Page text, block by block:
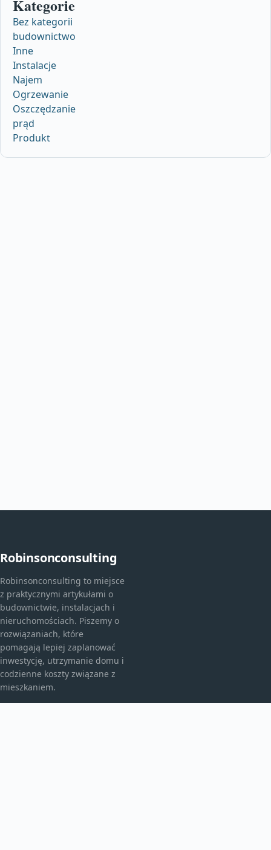
Kategorie
Bez kategorii
budownictwo
Inne
Instalacje
Najem
Ogrzewanie
Oszczędzanie
prąd
Produkt
Robinsonconsulting
Robinsonconsulting to miejsce
z praktycznymi artykułami o
budownictwie, instalacjach i
nieruchomościach. Piszemy o
rozwiązaniach, które
pomagają lepiej zaplanować
inwestycję, utrzymanie domu i
codzienne koszty związane z
mieszkaniem.